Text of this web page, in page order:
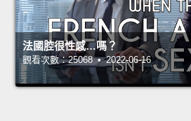
法國腔很性感…嗎？
觀看次數：25068 • 2022-06-16